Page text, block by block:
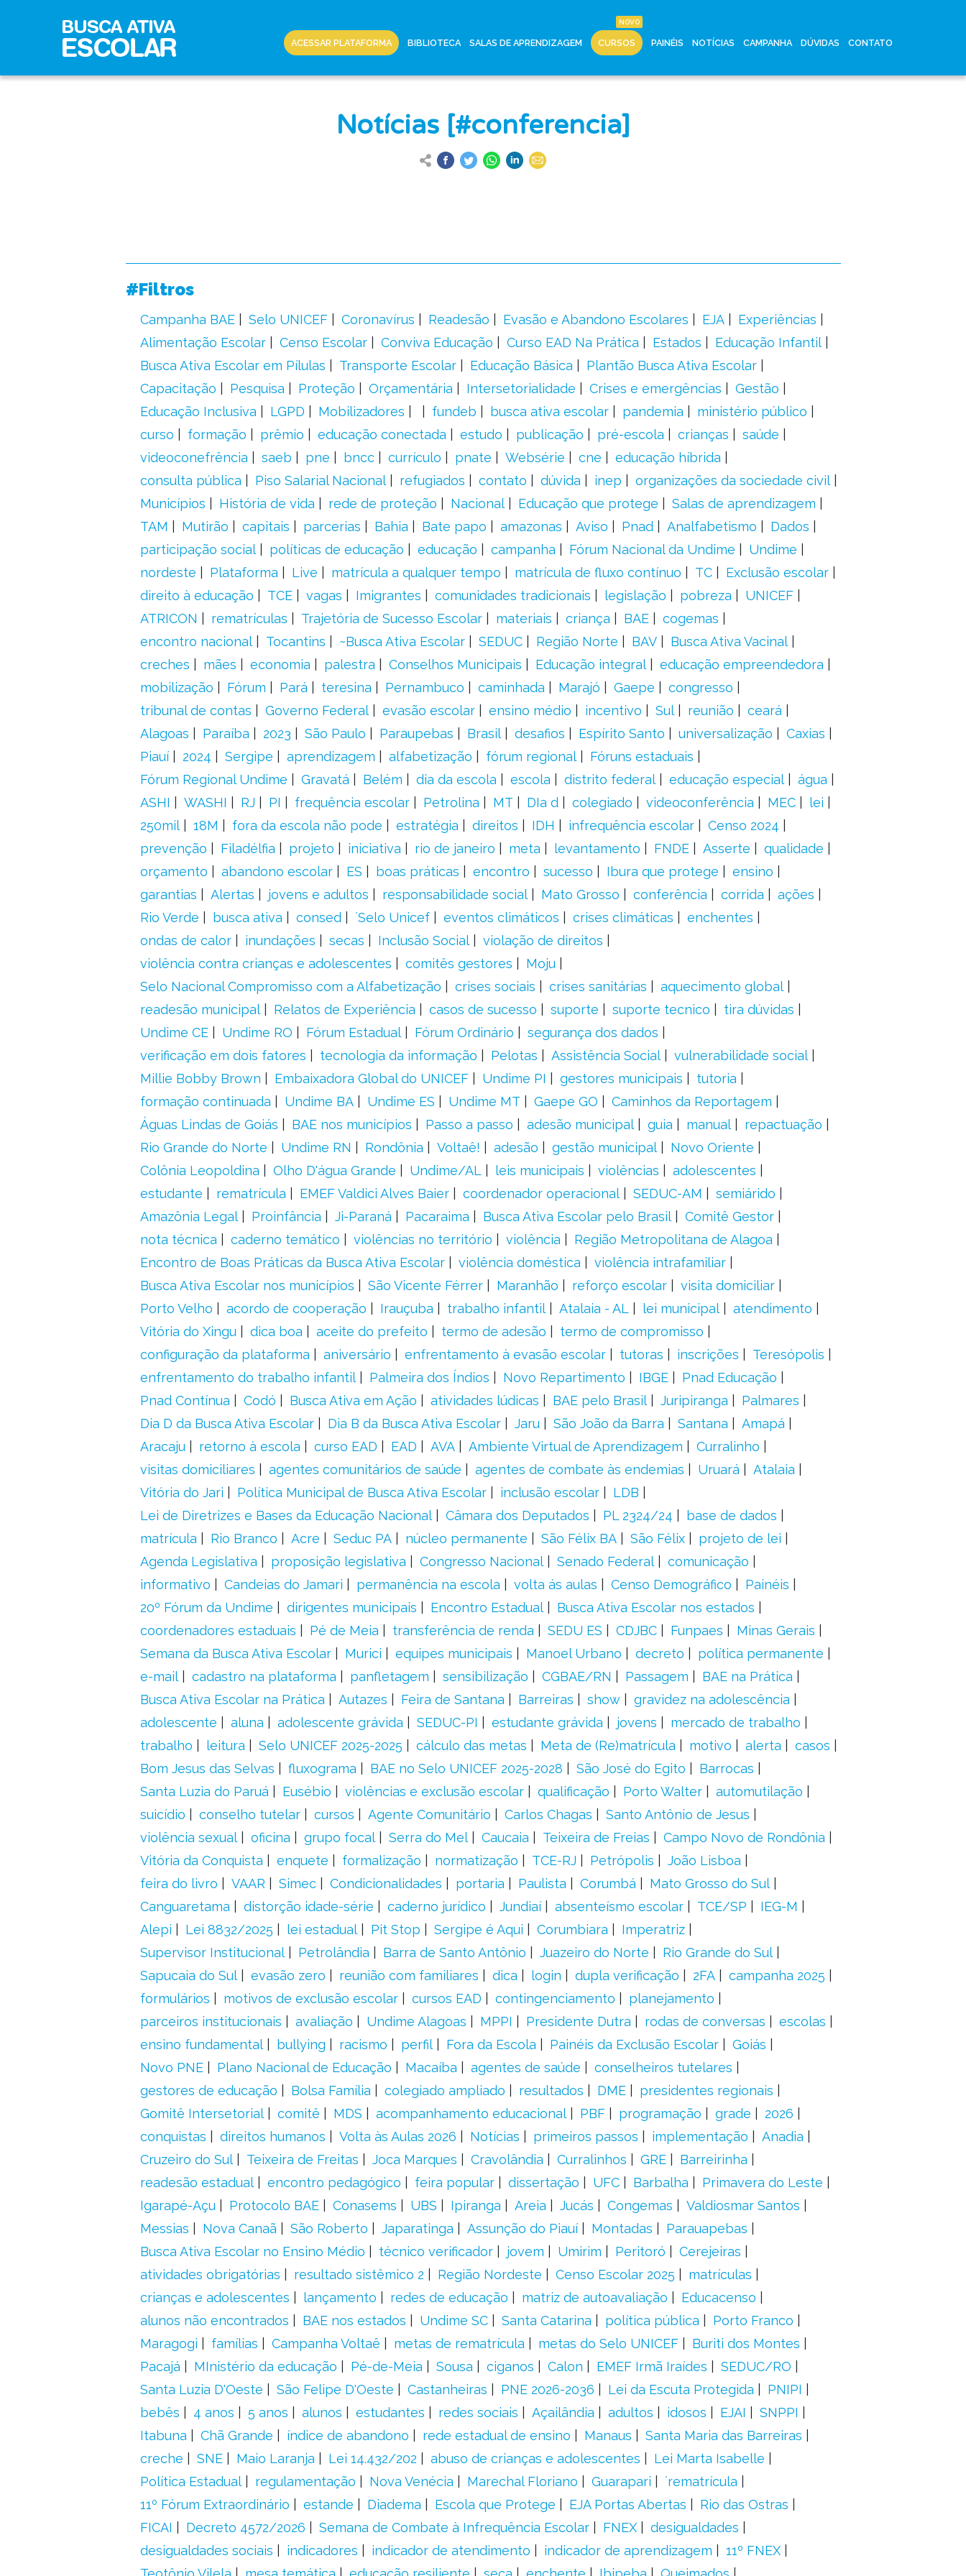
ACESSAR PLATAFORMA BIBLIOTECA SALAS DE APRENDIZAGEM CURSOS PAINÉIS NOTÍCIAS CAMPANHA DÚVIDAS CONTATO
Notícias [#conferencia]
#Filtros
Campanha BAE Selo UNICEF Coronavírus Readesão Evasão e Abandono Escolares EJA
Experiências
Alimentação Escolar
Censo Escolar Conviva Educação Curso EAD Na Prática Estados
Educação Infantil
Busca Ativa Escolar em Pílulas
Transporte Escolar Educação Básica
Plantão Busca Ativa Escolar
Capacitação
Pesquisa Proteção Orçamentária Intersetorialidade Crises e emergências
Gestão
Educação Inclusiva
LGPD Mobilizadores fundeb busca ativa escolar pandemia
ministério público
curso
formação prêmio educação conectada estudo publicação pré-escola crianças
saúde
videoconefrência
saeb pne bncc currículo pnate Websérie cne
educação híbrida
consulta pública
Piso Salarial Nacional refugiados contato dúvida inep
organizações da sociedade civil
Municípios
História de vida rede de proteção Nacional Educação que protege
Salas de aprendizagem
TAM
Mutirão capitais parcerias Bahia Bate papo amazonas Aviso Pnad Analfabetismo
Dados
participação social
políticas de educação educação campanha Fórum Nacional da Undime
Undime
nordeste
Plataforma Live matrícula a qualquer tempo matrícula de fluxo contínuo TC
Exclusão escolar
direito à educação
TCE vagas Imigrantes comunidades tradicionais legislação pobreza
UNICEF
ATRICON
rematrículas Trajetória de Sucesso Escolar materiais criança BAE
cogemas
encontro nacional
Tocantins ~Busca Ativa Escolar SEDUC Região Norte BAV
Busca Ativa Vacinal
creches
mães economia palestra Conselhos Municipais Educação integral
educação empreendedora
mobilização
Fórum Pará teresina Pernambuco caminhada Marajó Gaepe
congresso
tribunal de contas
Governo Federal evasão escolar ensino médio incentivo Sul reunião
ceará
Alagoas
Paraíba 2023 São Paulo Paraupebas Brasil desafios Espírito Santo universalização
Caxias
Piauí
2024 Sergipe aprendizagem alfabetização fórum regional
Fóruns estaduais
Fórum Regional Undime
Gravatá Belém dia da escola escola distrito federal educação especial
água
ASHI
WASHI RJ PI frequência escolar Petrolina MT DIa d colegiado videoconferência MEC
lei
250mil
18M fora da escola não pode estratégia direitos IDH infrequência escolar
Censo 2024
prevenção
Filadélfia projeto iniciativa rio de janeiro meta levantamento FNDE Asserte
qualidade
orçamento
abandono escolar ES boas práticas encontro sucesso Ibura que protege
ensino
garantias
Alertas jovens e adultos responsabilidade social Mato Grosso conferência corrida
ações
Rio Verde
busca ativa consed ´Selo Unicef eventos climáticos crises climáticas
enchentes
ondas de calor
inundações secas Inclusão Social
violação de direitos
violência contra crianças e adolescentes
comitês gestores
Moju
Selo Nacional Compromisso com a Alfabetização
crises sociais crises sanitárias
aquecimento global
readesão municipal
Relatos de Experiência casos de sucesso suporte suporte tecnico
tira dúvidas
Undime CE
Undime RO Fórum Estadual Fórum Ordinário
segurança dos dados
verificação em dois fatores
tecnologia da informação Pelotas Assistência Social
vulnerabilidade social
Millie Bobby Brown
Embaixadora Global do UNICEF Undime PI gestores municipais
tutoria
formação continuada
Undime BA Undime ES Undime MT Gaepe GO
Caminhos da Reportagem
Águas Lindas de Goiás
BAE nos municípios Passo a passo adesão municipal guia manual
repactuação
Rio Grande do Norte
Undime RN Rondônia Voltaê! adesão gestão municipal
Novo Oriente
Colônia Leopoldina
Olho D'água Grande Undime/AL leis municipais violências
adolescentes
estudante
rematrícula EMEF Valdici Alves Baier coordenador operacional SEDUC-AM
semiárido
Amazônia Legal
Proinfância Ji-Paraná Pacaraima Busca Ativa Escolar pelo Brasil
Comitê Gestor
nota técnica
caderno temático violências no território violência
Região Metropolitana de Alagoa
Encontro de Boas Práticas da Busca Ativa Escolar
violência doméstica
violência intrafamiliar
Busca Ativa Escolar nos municípios
São Vicente Férrer Maranhão reforço escolar
visita domiciliar
Porto Velho
acordo de cooperação Irauçuba trabalho infantil Atalaia - AL lei municipal
atendimento
Vitória do Xingu
dica boa aceite do prefeito termo de adesão
termo de compromisso
configuração da plataforma
aniversário enfrentamento à evasão escolar tutoras inscrições
Teresópolis
enfrentamento do trabalho infantil
Palmeira dos Índios Novo Repartimento IBGE
Pnad Educação
Pnad Contínua
Codó Busca Ativa em Ação atividades lúdicas BAE pelo Brasil Juripiranga
Palmares
Dia D da Busca Ativa Escolar
Dia B da Busca Ativa Escolar Jaru São João da Barra Santana
Amapá
Aracaju
retorno à escola curso EAD EAD AVA Ambiente Virtual de Aprendizagem
Curralinho
visitas domiciliares
agentes comunitários de saúde agentes de combate às endemias Uruará
Atalaia
Vitória do Jari
Política Municipal de Busca Ativa Escolar inclusão escolar
LDB
Lei de Diretrizes e Bases da Educação Nacional
Câmara dos Deputados PL 2324/24
base de dados
matrícula
Rio Branco Acre Seduc PA núcleo permanente São Félix BA São Félix
projeto de lei
Agenda Legislativa
proposição legislativa Congresso Nacional Senado Federal
comunicação
informativo
Candeias do Jamari permanência na escola volta ás aulas Censo Demográfico
Painéis
20º Fórum da Undime
dirigentes municipais Encontro Estadual
Busca Ativa Escolar nos estados
coordenadores estaduais
Pé de Meia transferência de renda SEDU ES CDJBC Funpaes
Minas Gerais
Semana da Busca Ativa Escolar
Murici equipes municipais Manoel Urbano decreto
política permanente
e-mail
cadastro na plataforma panfletagem sensibilização CGBAE/RN Passagem
BAE na Prática
Busca Ativa Escolar na Prática
Autazes Feira de Santana Barreiras show
gravidez na adolescência
adolescente
aluna adolescente grávida SEDUC-PI estudante grávida jovens
mercado de trabalho
trabalho
leitura Selo UNICEF 2025-2025 cálculo das metas Meta de (Re)matrícula motivo alerta
casos
Bom Jesus das Selvas
fluxograma BAE no Selo UNICEF 2025-2028 São José do Egito
Barrocas
Santa Luzia do Paruá
Eusébio violências e exclusão escolar qualificação Porto Walter
automutilação
suicídio
conselho tutelar cursos Agente Comunitário Carlos Chagas
Santo Antônio de Jesus
violência sexual
oficina grupo focal Serra do Mel Caucaia Teixeira de Freias
Campo Novo de Rondônia
Vitória da Conquista
enquete formalização normatização TCE-RJ Petrópolis
João Lisboa
feira do livro
VAAR Simec Condicionalidades portaria Paulista Corumbá
Mato Grosso do Sul
Canguaretama
distorção idade-série caderno jurídico Jundiaí absenteísmo escolar TCE/SP
IEG-M
Alepi
Lei 8832/2025 lei estadual Pit Stop Sergipe é Aqui Corumbiara
Imperatriz
Supervisor Institucional
Petrolândia Barra de Santo Antônio Juazeiro do Norte
Rio Grande do Sul
Sapucaia do Sul
evasão zero reunião com familiares dica login dupla verificação 2FA
campanha 2025
formulários
motivos de exclusão escolar cursos EAD contingenciamento
planejamento
parceiros institucionais
avaliação Undime Alagoas MPPI Presidente Dutra rodas de conversas
escolas
ensino fundamental
bullying racismo perfil Fora da Escola Painéis da Exclusão Escolar
Goiás
Novo PNE
Plano Nacional de Educação Macaíba agentes de saúde
conselheiros tutelares
gestores de educação
Bolsa Família colegiado ampliado resultados DME
presidentes regionais
Gomitê Intersetorial
comitê MDS acompanhamento educacional PBF programação grade
2026
conquistas
direitos humanos Volta às Aulas 2026 Notícias primeiros passos implementação
Anadia
Cruzeiro do Sul
Teixeira de Freitas Joca Marques Cravolândia Curralinhos GRE
Barreirinha
readesão estadual
encontro pedagógico feira popular dissertação UFC Barbalha
Primavera do Leste
Igarapé-Açu
Protocolo BAE Conasems UBS Ipiranga Areia Jucás Congemas
Valdiosmar Santos
Messias
Nova Canaã São Roberto Japaratinga Assunção do Piauí Montadas
Parauapebas
Busca Ativa Escolar no Ensino Médio
técnico verificador jovem Umirim Peritoró
Cerejeiras
atividades obrigatórias
resultado sistêmico 2 Região Nordeste Censo Escolar 2025
matrículas
crianças e adolescentes
lançamento redes de educação matriz de autoavaliação
Educacenso
alunos não encontrados
BAE nos estados Undime SC Santa Catarina política pública
Porto Franco
Maragogi
famílias Campanha Voltaê metas de rematrícula metas do Selo UNICEF
Buriti dos Montes
Pacajá
MInistério da educação Pé-de-Meia Sousa ciganos Calon EMEF Irmã Iraídes
SEDUC/RO
Santa Luzia D'Oeste
São Felipe D'Oeste Castanheiras PNE 2026-2036 Lei da Escuta Protegida
PNIPI
bebês
4 anos 5 anos alunos estudantes redes sociais Açailândia adultos idosos EJAI
SNPPI
Itabuna
Chã Grande índice de abandono rede estadual de ensino Manaus
Santa Maria das Barreiras
creche
SNE Maio Laranja Lei 14.432/202 abuso de crianças e adolescentes
Lei Marta Isabelle
Política Estadual
regulamentação Nova Venécia Marechal Floriano Guarapari
´rematrícula
11º Fórum Extraordinário
estande Diadema Escola que Protege EJA Portas Abertas
Rio das Ostras
FICAI
Decreto 4572/2026 Semana de Combate à Infrequência Escolar FNEX
desigualdades
desigualdades sociais
indicadores indicador de atendimento indicador de aprendizagem
11º FNEX